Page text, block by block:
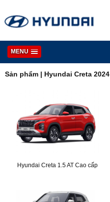
MENU
Sản phẩm| Hyundai Creta 2024
Hyundai Creta 1.5 AT Cao cấp